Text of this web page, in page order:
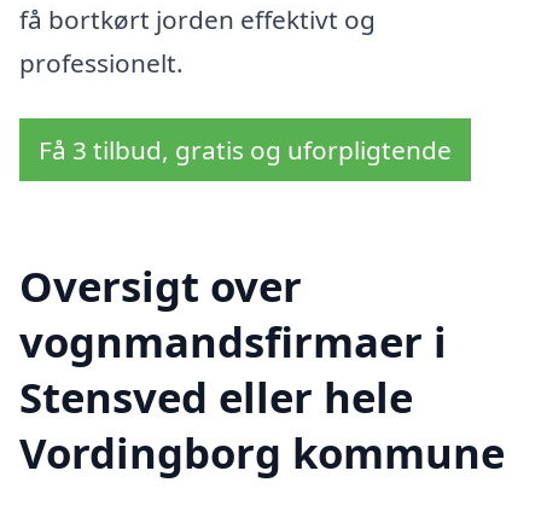
få bortkørt jorden effektivt og
professionelt.
Få 3 tilbud, gratis og uforpligtende
Oversigt over
vognmandsfirmaer i
Stensved eller hele
Vordingborg kommune